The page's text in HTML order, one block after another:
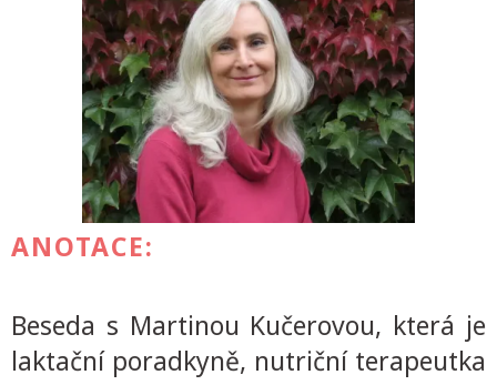
ANOTACE:
Beseda s Martinou Kučerovou, která je
laktační poradkyně, nutriční terapeutka